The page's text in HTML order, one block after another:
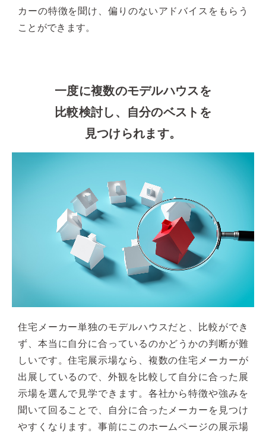
カーの特徴を聞け、偏りのないアドバイスをもらう
ことができます。
一度に複数のモデルハウスを
比較検討し、自分のベストを
見つけられます。
住宅メーカー単独のモデルハウスだと、比較ができ
ず、本当に自分に合っているのかどうかの判断が難
しいです。住宅展示場なら、複数の住宅メーカーが
出展しているので、外観を比較して自分に合った展
示場を選んで見学できます。各社から特徴や強みを
聞いて回ることで、自分に合ったメーカーを見つけ
やすくなります。事前にこのホームページの展示場